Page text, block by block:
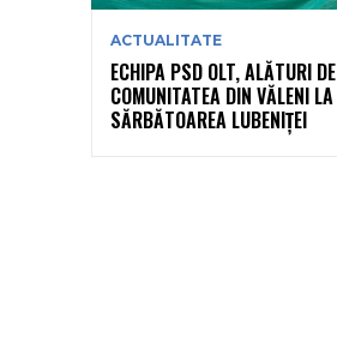
ACTUALITATE
ECHIPA PSD OLT, ALĂTURI DE
COMUNITATEA DIN VĂLENI LA
SĂRBĂTOAREA LUBENIȚEI